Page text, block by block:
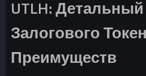
UTLH:
Залогового
Преимуществ